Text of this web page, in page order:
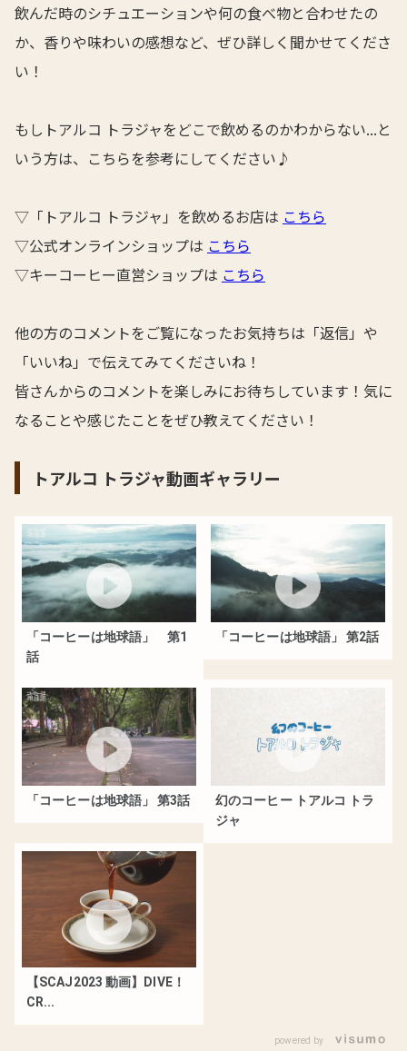
飲んだ時のシチュエーションや何の食べ物と合わせたの
か、香りや味わいの感想など、ぜひ詳しく聞かせてくださ
い！
もしトアルコ トラジャをどこで飲めるのかわからない...と
いう方は、こちらを参考にしてください♪
▽「トアルコ トラジャ」を飲めるお店は こちら
▽公式オンラインショップは こちら
▽キーコーヒー直営ショップは こちら
他の方のコメントをご覧になったお気持ちは「返信」や
「いいね」で伝えてみてくださいね！
皆さんからのコメントを楽しみにお待ちしています！気に
なることや感じたことをぜひ教えてください！
トアルコ トラジャ動画ギャラリー
「コーヒーは地球語」 第1
話
「コーヒーは地球語」 第2話
「コーヒーは地球語」 第3話
幻のコーヒー トアルコ トラ
ジャ
【SCAJ2023 動画】DIVE！
CR...
powered by